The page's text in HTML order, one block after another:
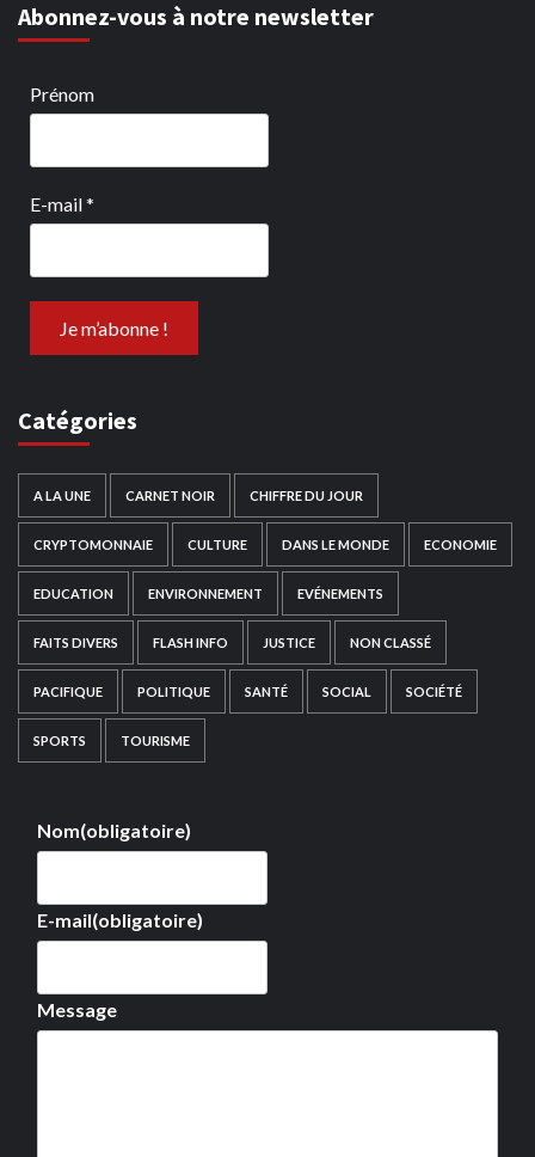
Abonnez-vous à notre newsletter
Prénom
E-mail*
Catégories
A LA UNE CARNET NOIR CHIFFRE DU JOUR
CRYPTOMONNAIE CULTURE DANS LE MONDE ECONOMIE
EDUCATION ENVIRONNEMENT EVÉNEMENTS
FAITS DIVERS FLASH INFO JUSTICE NON CLASSÉ
PACIFIQUE POLITIQUE SANTÉ SOCIAL SOCIÉTÉ
SPORTS TOURISME
Nom(obligatoire)
E-mail(obligatoire)
Message